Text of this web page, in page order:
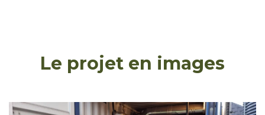
Le projet en images